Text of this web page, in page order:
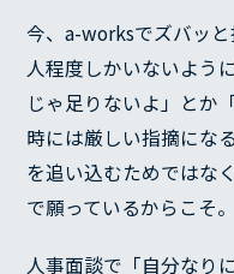
今、a-worksでズバッ
人程度しかいないよう
じゃ足りないよ」とか
時には厳しい指摘にな
を追い込むためではな
で願っているからこそ。
人事面談で「自分なり